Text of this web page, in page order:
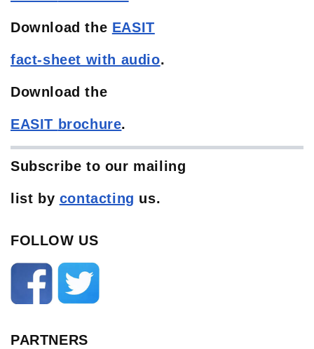
Download the EASIT
fact-sheet with audio.
Download the
EASIT brochure.
Subscribe to our mailing
list by contacting us.
FOLLOW US
PARTNERS